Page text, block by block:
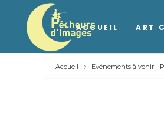
ACCUEIL ART
Accueil Evénements à venir -